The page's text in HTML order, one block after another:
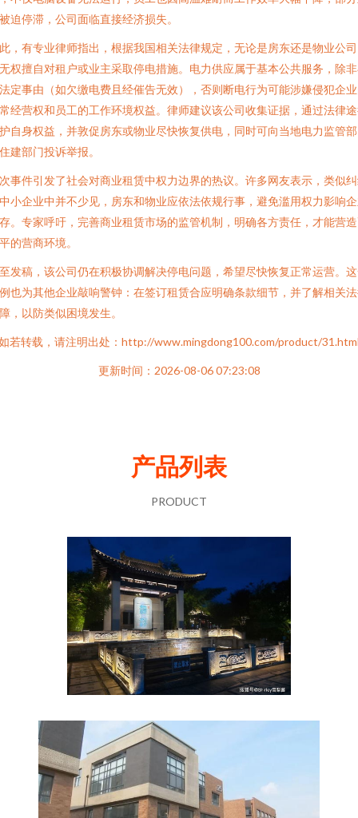
迫停滞，公司面临直接经济损失。
，有专业律师指出，根据我国相关法律规定，无论是房东还是物业公
权擅自对租户或业主采取停电措施。电力供应属于基本公共服务，除
定事由（如欠缴电费且经催告无效），否则断电行为可能涉嫌侵犯企
经营权和员工的工作环境权益。律师建议该公司收集证据，通过法律
自身权益，并敦促房东或物业尽快恢复供电，同时可向当地电力监管
建部门投诉举报。
事件引发了社会对商业租赁中权力边界的热议。许多网友表示，类似
小企业中并不少见，房东和物业应依法依规行事，避免滥用权力影响
。专家呼吁，完善商业租赁市场的监管机制，明确各方责任，才能营
的营商环境。
发稿，该公司仍在积极协调解决停电问题，希望尽快恢复正常运营。
也为其他企业敲响警钟：在签订租赁合应明确条款细节，并了解相关
，以防类似困境发生。
若转载，请注明出处：http://www.mingdong100.com/product/
更新时间：2026-08-06 07:23:08
产品列表
PRODUCT